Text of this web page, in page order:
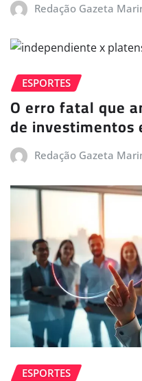
Redação Gazeta
ESPORTES
O erro fatal que
de investimentos
Redação Gazeta
ESPORTES